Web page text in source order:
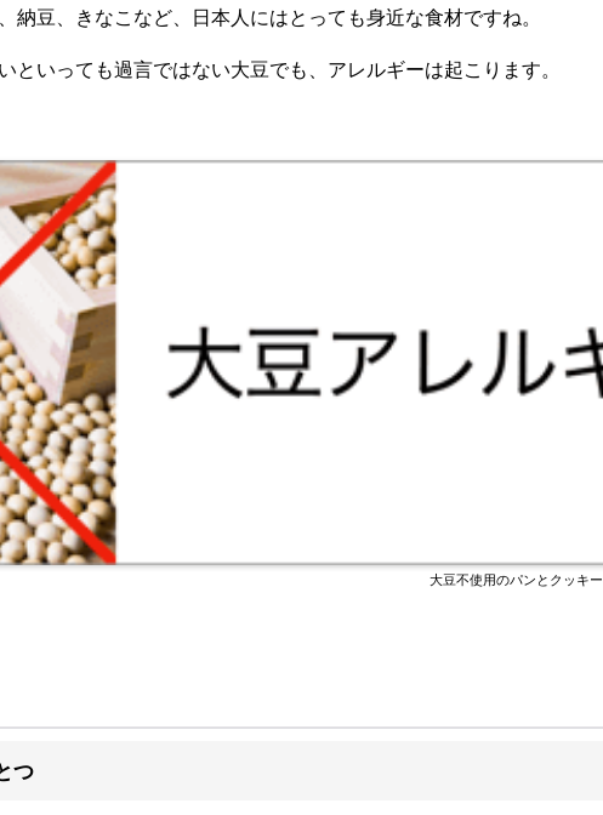
納豆、きなこなど、日本人にはとっても身近な食材ですね。
といっても過言ではない大豆でも、アレルギーは起こります。
大豆不使用のパンとクッキー
つ